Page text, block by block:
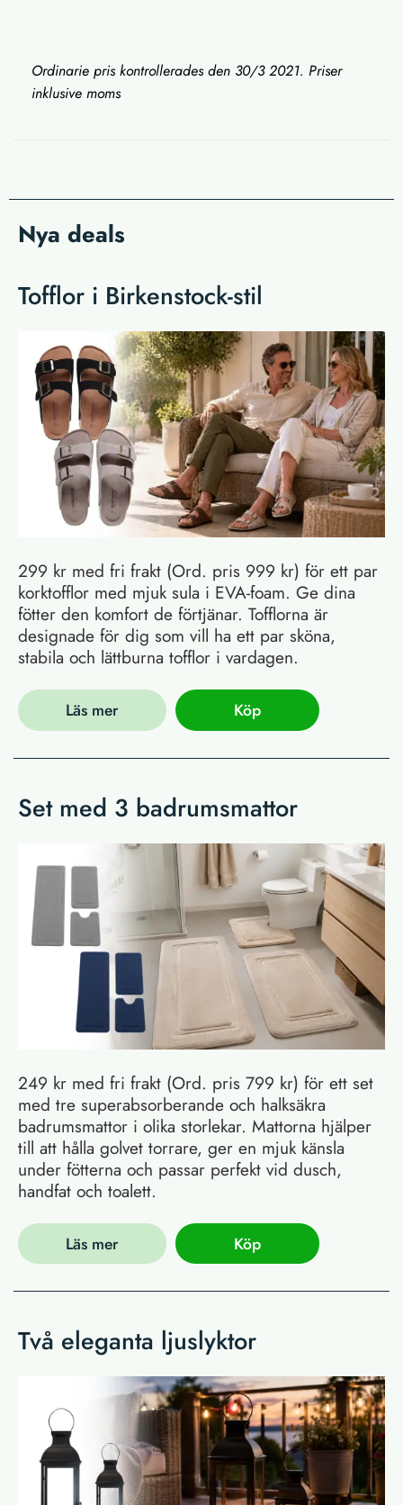
Ordinarie pris kontrollerades den 30/3 2021. Priser
inklusive moms
Nya deals
Tofflor i Birkenstock-stil
299 kr med fri frakt (Ord. pris 999 kr) för ett par
korktofflor med mjuk sula i EVA-foam. Ge dina
fötter den komfort de förtjänar. Tofflorna är
designade för dig som vill ha ett par sköna,
stabila och lättburna tofflor i vardagen.
Läs mer Köp
Set med 3 badrumsmattor
249 kr med fri frakt (Ord. pris 799 kr) för ett set
med tre superabsorberande och halksäkra
badrumsmattor i olika storlekar. Mattorna hjälper
till att hålla golvet torrare, ger en mjuk känsla
under fötterna och passar perfekt vid dusch,
handfat och toalett.
Läs mer Köp
Två eleganta ljuslyktor